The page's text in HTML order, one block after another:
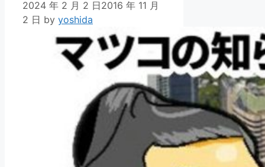
2024 年 2 月 2 日2016 年 11 月
2 日 by yoshida